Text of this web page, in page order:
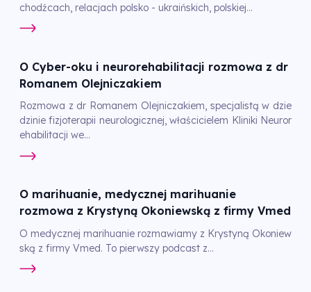
chodźcach, relacjach polsko - ukraińskich, polskiej...
O Cyber-oku i neurorehabilitacji rozmowa z dr
Romanem Olejniczakiem
Rozmowa z dr Romanem Olejniczakiem, specjalistą w dzie
dzinie fizjoterapii neurologicznej, właścicielem Kliniki Neuror
ehabilitacji we...
O marihuanie, medycznej marihuanie
rozmowa z Krystyną Okoniewską z firmy Vmed
O medycznej marihuanie rozmawiamy z Krystyną Okoniew
ską z firmy Vmed. To pierwszy podcast z...